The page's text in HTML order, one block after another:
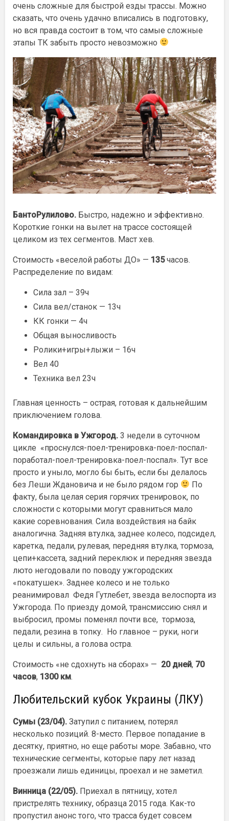
очень сложные для быстрой езды трассы. Можно
сказать, что очень удачно вписались в подготовку,
но вся правда состоит в том, что самые сложные
этапы ТК забыть просто невозможно
БантоРулилово. Быстро, надежно и эффективно.
Короткие гонки на вылет на трассе состоящей
целиком из тех сегментов. Маст хев.
Стоимость «веселой работы ДО» — 135часов.
Распределение по видам:
Сила зал – 39ч
Сила вел/станок — 13ч
КК гонки — 4ч
Общая выносливость
Ролики+игры+лыжи – 16ч
Вел 40
Техника вел 23ч
Главная ценность – острая, готовая к дальнейшим
приключением голова.
Командировка в Ужгород. 3 недели в суточном
цикле «проснулся-поел-тренировка-поел-поспал-
поработал-поел-тренировка-поел-поспал». Тут все
просто и уныло, могло бы быть, если бы делалось
без Леши Ждановича и не было рядом гор
По
факту, была целая серия горячих тренировок, по
сложности с которыми могут сравниться мало
какие соревнования. Сила воздействия на байк
аналогична. Задняя втулка, заднее колесо, подсидел,
каретка, педали, рулевая, передняя втулка, тормоза,
цепи+кассета, задний переклюк и передняя звезда
люто негодовали по поводу ужгородских
«покатушек». Заднее колесо и не только
реанимировал Федя Гутлебет, звезда велоспорта из
Ужгорода. По приезду домой, трансмиссию снял и
выбросил, промы поменял почти все, тормоза,
педали, резина в топку. Но главное – руки, ноги
целы и сильны, а голова остра.
Стоимость «не сдохнуть на сборах» — 20 дней, 70
часов, 1300 км.
Любительский кубок Украины (ЛКУ)
Сумы (23/04). Затупил с питанием, потерял
несколько позиций. 8-место. Первое попадание в
десятку, приятно, но еще работы море. Забавно, что
технические сегменты, которые пару лет назад
проезжали лишь единицы, проехал и не заметил.
Винница (22/05). Приехал в пятницу, хотел
пристрелять технику, образца 2015 года. Как-то
пропустил анонс того, что трасса будет совсем